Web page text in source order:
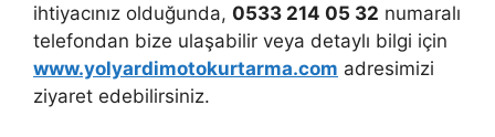
ihtiyacınız olduğunda, 0533 214 05 32 numaralı
telefondan bize ulaşabilir veya detaylı bilgi için
www.yolyardimotokurtarma.com adresimizi
ziyaret edebilirsiniz.